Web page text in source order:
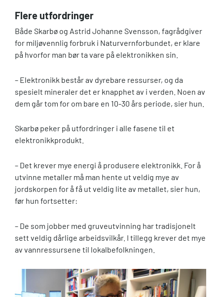
Flere utfordringer
Både Skarbø og Astrid Johanne Svensson, fagrådgiver
for miljøvennlig forbruk i Naturvernforbundet, er klare
på hvorfor man bør ta vare på elektronikken sin.
– Elektronikk består av dyrebare ressurser, og da
spesielt mineraler det er knapphet av i verden. Noen av
dem går tom for om bare en 10-30 års periode, sier hun.
Skarbø peker på utfordringer i alle fasene til et
elektronikkprodukt.
– Det krever mye energi å produsere elektronikk. For å
utvinne metaller må man hente ut veldig mye av
jordskorpen for å få ut veldig lite av metallet, sier hun,
før hun fortsetter:
– De som jobber med gruveutvinning har tradisjonelt
sett veldig dårlige arbeidsvilkår. I tillegg krever det mye
av vannressursene til lokalbefolkningen.